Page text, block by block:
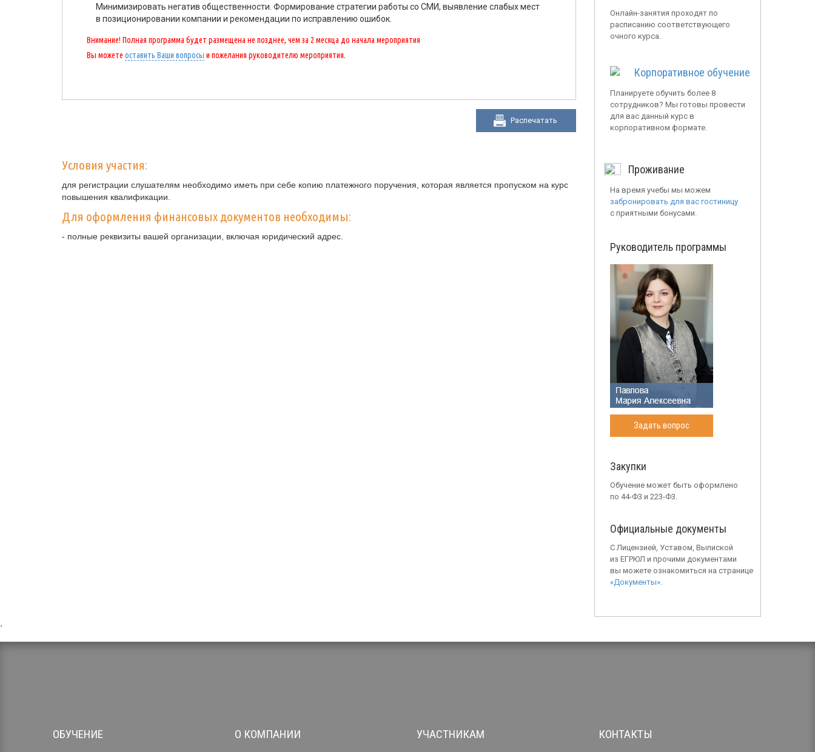
Минимизировать негатив общественности. Формирование стратегии работы со СМИ, выявление слабых мест
в позиционировании компании и рекомендации по исправлению ошибок.
Внимание! Полная программа будет размещена не позднее, чем за 2 месяца до начала мероприятия
Вы можете оставить Ваши вопросы и пожелания руководителю мероприятия.
Распечатать
Условия участия:
для регистрации слушателям необходимо иметь при себе копию платежного поручения, которая является пропуском на курс
повышения квалификации.
Для оформления финансовых документов необходимы:
- полные реквизиты вашей организации, включая юридический адрес.
Онлайн-занятия проходят по
расписанию соответствующего
очного курса.
Корпоративное обучение
Планируете обучить более 8
сотрудников? Мы готовы провести
для вас данный курс в
корпоративном формате.
Проживание
На время учебы мы можем
забронировать для вас гостиницу
с приятными бонусами.
Руководитель программы
Задать вопрос
Закупки
Обучение может быть оформлено
по 44-Ф3 и 223-Ф3.
Официальные документы
С Лицензией, Уставом, Выпиской
из ЕГРЮЛ и прочими документами
вы можете ознакомиться на странице
«Документы».
ОБУЧЕНИЕ О КОМПАНИИ УЧАСТНИКАМ КОНТАКТЫ